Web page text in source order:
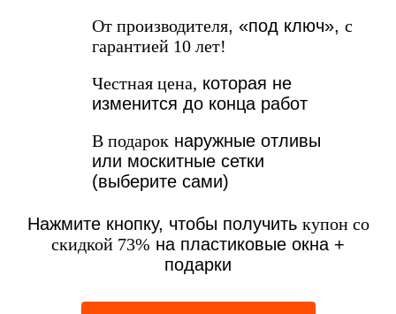
От производителя, «под ключ», с
гарантией 10 лет!
Честная цена, которая не
изменится до конца работ
В подарок наружные отливы
или москитные сетки
(выберите сами)
Нажмите кнопку, чтобы получить купон со
скидкой 73% на пластиковые окна +
подарки